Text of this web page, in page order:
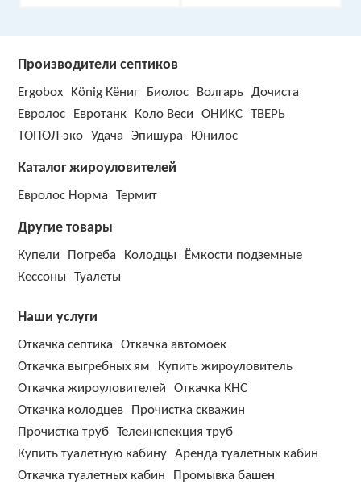
Производители септиков
Ergobox König Кёниг Биолос Волгарь
Дочиста
Евролос
Евротанк Коло Веси ОНИКС
ТВЕРЬ
ТОПОЛ-эко
Удача Эпишура Юнилос
Каталог жироуловителей
Евролос Норма Термит
Другие товары
Купели Погреба Колодцы
Ёмкости подземные
Кессоны
Туалеты
Наши услуги
Откачка септика
Откачка автомоек
Откачка выгребных ям
Купить жироуловитель
Откачка жироуловителей
Откачка КНС
Откачка колодцев
Прочистка скважин
Прочистка труб
Телеинспекция труб
Купить туалетную кабину
Аренда туалетных кабин
Откачка туалетных кабин
Промывка башен